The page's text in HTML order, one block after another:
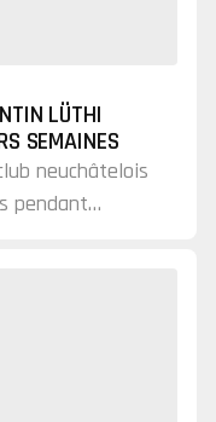
LÜTHI
SEMAINES
neuchâtelois
pendant